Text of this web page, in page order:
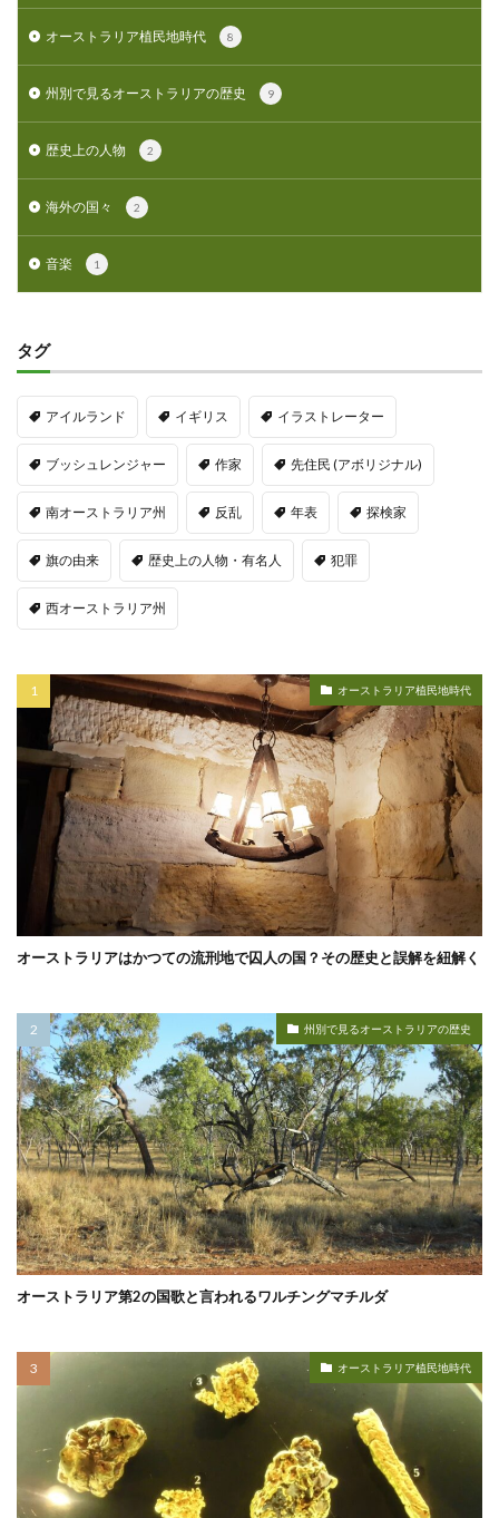
オーストラリア植民地時代 8
州別で見るオーストラリアの歴史 9
歴史上の人物 2
海外の国々 2
音楽 1
タグ
アイルランド イギリス イラストレーター
ブッシュレンジャー 作家 先住民 (アボリジナル)
南オーストラリア州 反乱 年表 探検家
旗の由来 歴史上の人物・有名人 犯罪
西オーストラリア州
オーストラリア植民地時代
オーストラリアはかつての流刑地で囚人の国？その歴史と誤解を紐解く
州別で見るオーストラリアの歴史
オーストラリア第2の国歌と言われるワルチングマチルダ
オーストラリア植民地時代